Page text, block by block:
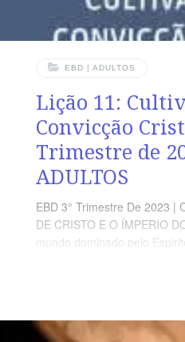
EBD | ADULTOS
Lição 11:
Convicção
Trimestre de
ADULTOS
EBD 3° Trimestre De 2023 |
DE CRISTO E O ÍMPERIO
mundo dominado pelo
convicção cristã é imperioso